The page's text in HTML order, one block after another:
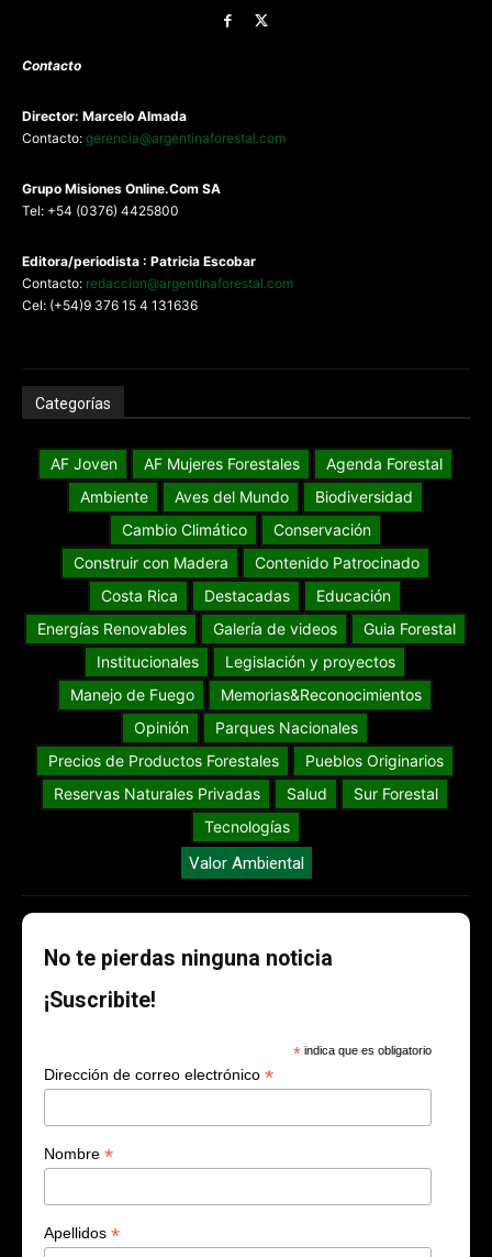
Contacto
Director: Marcelo Almada
Contacto: gerencia@argentinaforestal.com
Grupo Misiones Online.Com SA
Tel: +54 (0376) 4425800
Editora/periodista : Patricia Escobar
Contacto: redaccion@argentinaforestal.com
Cel: (+54)9 376 15 4 131636
Categorías
AF Joven AF Mujeres Forestales
Agenda Forestal
Ambiente
Aves del Mundo
Biodiversidad
Cambio Climático
Conservación
Construir con Madera
Contenido Patrocinado
Costa Rica
Destacadas
Educación
Energías Renovables
Galería de videos
Guia Forestal
Institucionales
Legislación y proyectos
Manejo de Fuego
Memorias&Reconocimientos
Opinión
Parques Nacionales
Precios de Productos Forestales
Pueblos Originarios
Reservas Naturales Privadas
Salud
Sur Forestal
Tecnologías
Valor Ambiental
No te pierdas ninguna noticia
¡Suscribite!
* indica que es obligatorio
Dirección de correo electrónico *
Nombre *
Apellidos *